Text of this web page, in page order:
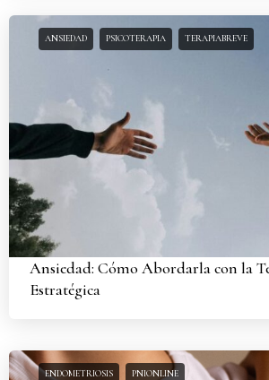
ANSIEDAD PSICOTERAPIA TERAPIABREVE
Ansiedad: Cómo Abordarla con la
Estratégica
ENDOMETRIOSIS PNIONLINE